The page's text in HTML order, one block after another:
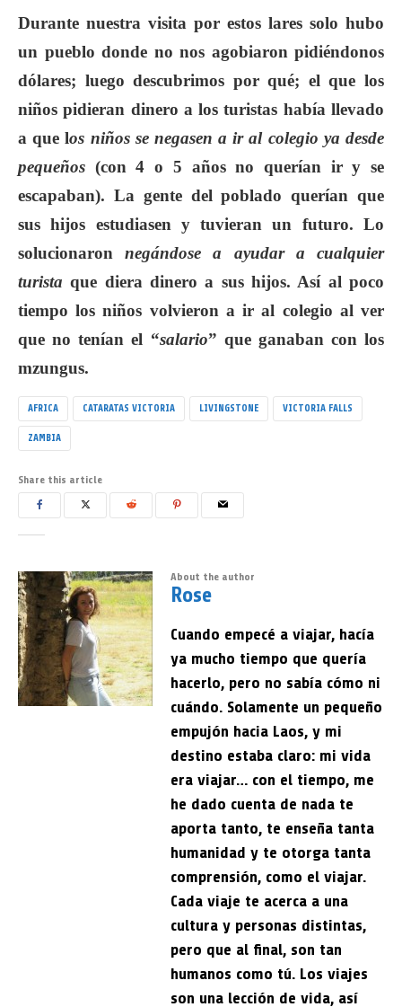
Durante nuestra visita por estos lares solo hubo
un pueblo donde no nos agobiaron pidiéndonos
dólares; luego descubrimos por qué; el que los
niños pidieran dinero a los turistas había llevado
a que los niños se negasen a ir al colegio ya desde
pequeños (con 4 o 5 años no querían ir y se
escapaban). La gente del poblado querían que
sus hijos estudiasen y tuvieran un futuro. Lo
solucionaronnegándose a ayudar a cualquier
turista que diera dinero a sus hijos. Así al poco
tiempo los niños volvieron a ir al colegio al ver
que no tenían el “salario” que ganaban con los
mzungus.
AFRICA CATARATAS VICTORIA LIVINGSTONE VICTORIA FALLS
ZAMBIA
Share this article
About the author
Rose
Cuando empecé a viajar, hacía
ya mucho tiempo que quería
hacerlo, pero no sabía cómo ni
cuándo. Solamente un pequeño
empujón hacia Laos, y mi
destino estaba claro: mi vida
era viajar… con el tiempo, me
he dado cuenta de nada te
aporta tanto, te enseña tanta
humanidad y te otorga tanta
comprensión, como el viajar.
Cada viaje te acerca a una
cultura y personas distintas,
pero que al final, son tan
humanos como tú. Los viajes
son una lección de vida, así